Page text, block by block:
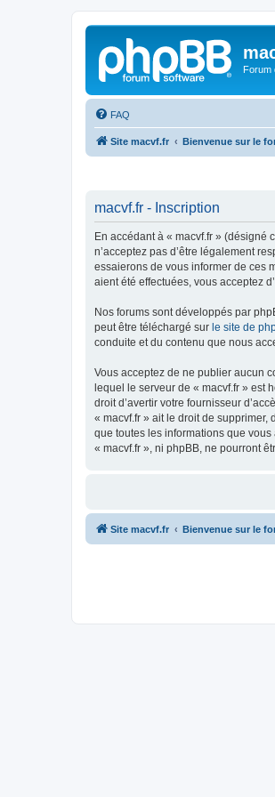
Forum
FAQ
Site macvf.fr Bienvenue sur le
macvf.fr - Inscription
En accédant à « macvf.fr » (désigné
n’acceptez pas d’être légalement
essaierons de vous informer de ces
aient été effectuées, vous acceptez
Nos forums sont développés par
peut être téléchargé sur le site de
conduite et du contenu que nous
Vous acceptez de ne publier aucun
lequel le serveur de « macvf.fr » est
droit d’avertir votre fournisseur
« macvf.fr » ait le droit de supprimer,
que toutes les informations que
« macvf.fr », ni phpBB, ne pourront
Site macvf.fr Bienvenue sur le